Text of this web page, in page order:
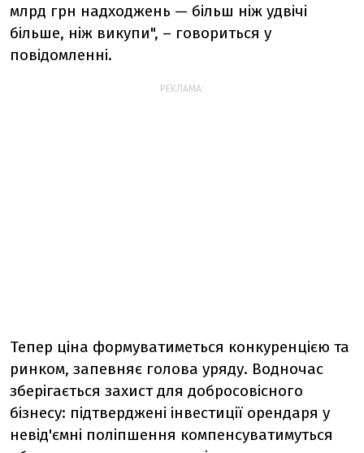
млрд грн надходжень — більш ніж удвічі
більше, ніж викупи", – говориться у
повідомленні.
РЕКЛАМА:
Тепер ціна формуватиметься конкуренцією та
ринком, запевняє голова уряду. Водночас
зберігається захист для добросовісного
бізнесу: підтверджені інвестиції орендаря у
невід'ємні поліпшення компенсуватимуться